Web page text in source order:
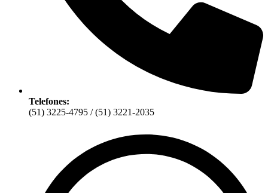
Telefones:
(51) 3225-4795 / (51) 3221-2035